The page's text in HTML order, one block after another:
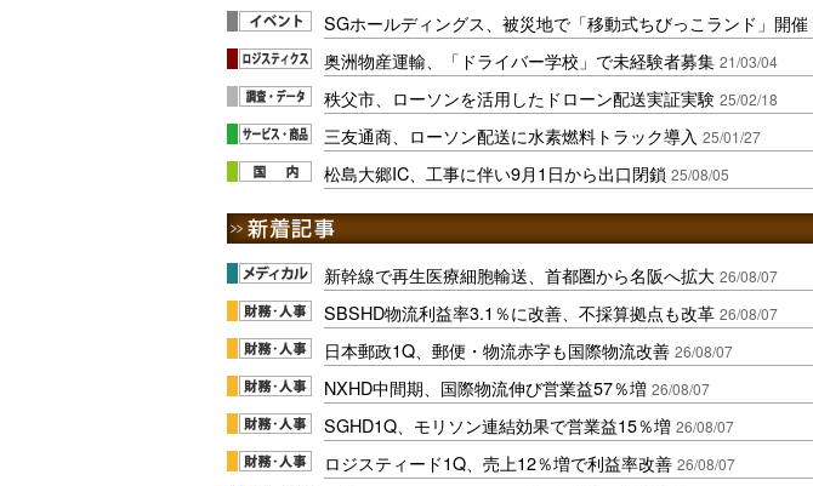
SGホールディングス、被災地で「移動式ちびっこランド」開催
奥洲物産運輸、「ドライバー学校」で未経験者募集 21/03/04
秩父市、ローソンを活用したドローン配送実証実験 25/02/18
三友通商、ローソン配送に水素燃料トラック導入 25/01/27
松島大郷IC、工事に伴い9月1日から出口閉鎖 25/08/05
新幹線で再生医療細胞輸送、首都圏から名阪へ拡大 26/08/07
SBSHD物流利益率3.1％に改善、不採算拠点も改革 26/08/07
日本郵政1Q、郵便・物流赤字も国際物流改善 26/08/07
NXHD中間期、国際物流伸び営業益57％増 26/08/07
SGHD1Q、モリソン連結効果で営業益15％増 26/08/07
ロジスティード1Q、売上12％増で利益率改善 26/08/07